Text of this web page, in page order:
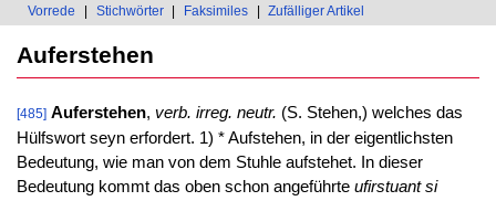
Vorrede Stichwörter Faksimiles Zufälliger Artikel
Auferstehen
[485] Auferstehen, verb. irreg. neutr. (S. Stehen,) welches das
Hülfswort seyn erfordert. 1) * Aufstehen, in der eigentlichsten
Bedeutung, wie man von dem Stuhle aufstehet. In dieser
Bedeutung kommt das oben schon angeführte ufirstuant si